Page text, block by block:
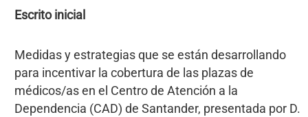
Escrito inicial
Medidas y estrategias que se están desarrollando
para incentivar la cobertura de las plazas de
médicos/as en el Centro de Atención a la
Dependencia (CAD) de Santander, presentada por D.